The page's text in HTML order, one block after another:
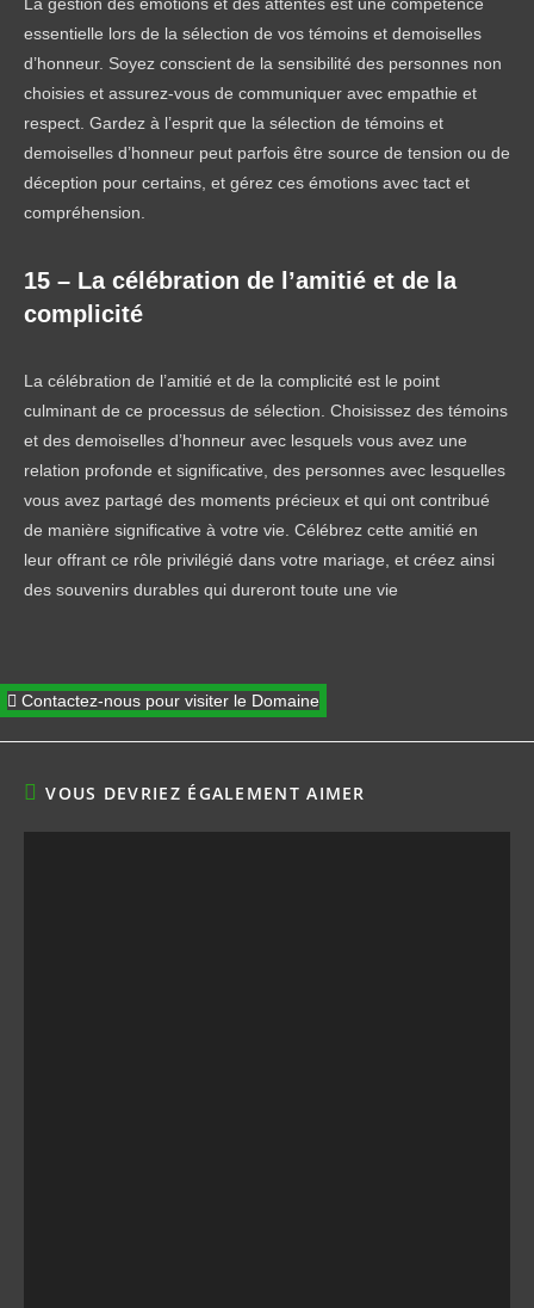
essentielle lors de la sélection de vos témoins et demoiselles
d’honneur. Soyez conscient de la sensibilité des personnes non
choisies et assurez-vous de communiquer avec empathie et
respect. Gardez à l’esprit que la sélection de témoins et
demoiselles d’honneur peut parfois être source de tension ou de
déception pour certains, et gérez ces émotions avec tact et
compréhension.
15 – La célébration de l’amitié et de la
complicité
La célébration de l’amitié et de la complicité est le point
culminant de ce processus de sélection. Choisissez des témoins
et des demoiselles d’honneur avec lesquels vous avez une
relation profonde et significative, des personnes avec lesquelles
vous avez partagé des moments précieux et qui ont contribué
de manière significative à votre vie. Célébrez cette amitié en
leur offrant ce rôle privilégié dans votre mariage, et créez ainsi
des souvenirs durables qui dureront toute une vie
Contactez-nous pour visiter le Domaine
VOUS DEVRIEZ ÉGALEMENT AIMER